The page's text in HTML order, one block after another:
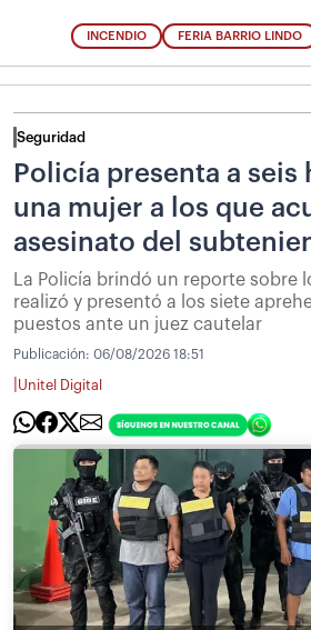
INCENDIO FERIA BARRIO LINDO
Seguridad
Policía presenta a seis
una mujer a los que
asesinato del
La Policía brindó un reporte sobre
realizó y presentó a los siete
puestos ante un juez cautelar
Publicación: 06/08/2026 18:51
Unitel Digital